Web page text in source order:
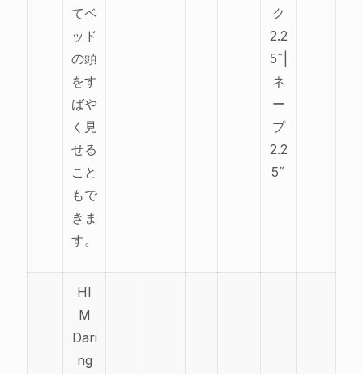
てベ
ッド
の頭
をす
ばや
く見
せる
こと
もで
きま
す。
ク
2.2
5˝|
ネ
ー
プ
2.2
5˝
HI
M
Dari
ng